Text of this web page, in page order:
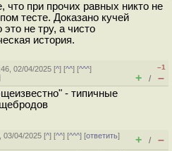
что при прочих равных никто не
тесте. Доказано кучей
это не тру, а чисто
история.
02/04/2025 [^] [^^] [^^^]
–1
+ / –
- типичные
03/04/2025 [^] [^^] [^^^] [ответить]
+ / –